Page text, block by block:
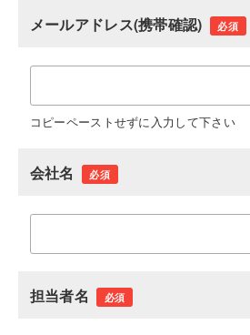
メールアドレス(携帯確認) 必須
コピーペーストせずに入力して下さい
会社名 必須
担当者名 必須